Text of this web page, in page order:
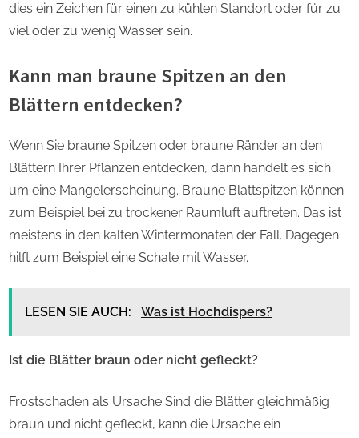
dies ein Zeichen für einen zu kühlen Standort oder für zu
viel oder zu wenig Wasser sein.
Kann man braune Spitzen an den
Blättern entdecken?
Wenn Sie braune Spitzen oder braune Ränder an den
Blättern Ihrer Pflanzen entdecken, dann handelt es sich
um eine Mangelerscheinung. Braune Blattspitzen können
zum Beispiel bei zu trockener Raumluft auftreten. Das ist
meistens in den kalten Wintermonaten der Fall. Dagegen
hilft zum Beispiel eine Schale mit Wasser.
LESEN SIE AUCH: Was ist Hochdispers?
Ist die Blätter braun oder nicht gefleckt?
Frostschaden als Ursache Sind die Blätter gleichmäßig
braun und nicht gefleckt, kann die Ursache ein